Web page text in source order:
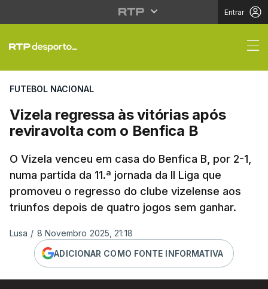
Entrar
Vizela regressa às
FUTEBOL NACIONAL
Vizela regressa às vitórias após
reviravolta com o Benfica B
O Vizela venceu em casa do Benfica B, por 2-1,
numa partida da 11.ª jornada da II Liga que
promoveu o regresso do clube vizelense aos
triunfos depois de quatro jogos sem ganhar.
Lusa / 8 Novembro 2025, 21:18
ADICIONAR COMO FONTE INFORMATIVA